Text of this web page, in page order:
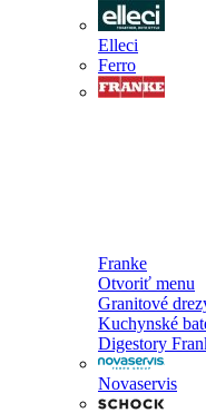
Elleci
Ferro
Franke
Otvoriť menu
Granitové
Kuchynské
Digestory
Novaservis